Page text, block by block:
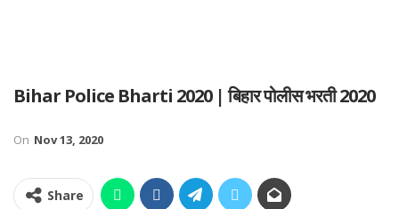
Bihar Police Bharti 2020 | बिहार पोलीस भरती 2020
On Nov 13, 2020
Share